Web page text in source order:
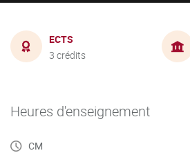
ECTS
3 crédits
Heures d'enseignement
CM